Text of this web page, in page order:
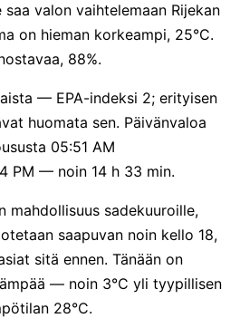
valon vaihtelemaan Rijekan
on hieman korkeampi, 25°C.
88%.
— EPA-indeksi 2; erityisen
huomata sen. Päivänvaloa
05:51 AM
PM — noin 14 h 33 min.
mahdollisuus sadekuuroille,
saapuvan noin kello 18,
sitä ennen. Tänään on
— noin 3°C yli tyypillisen
28°C.